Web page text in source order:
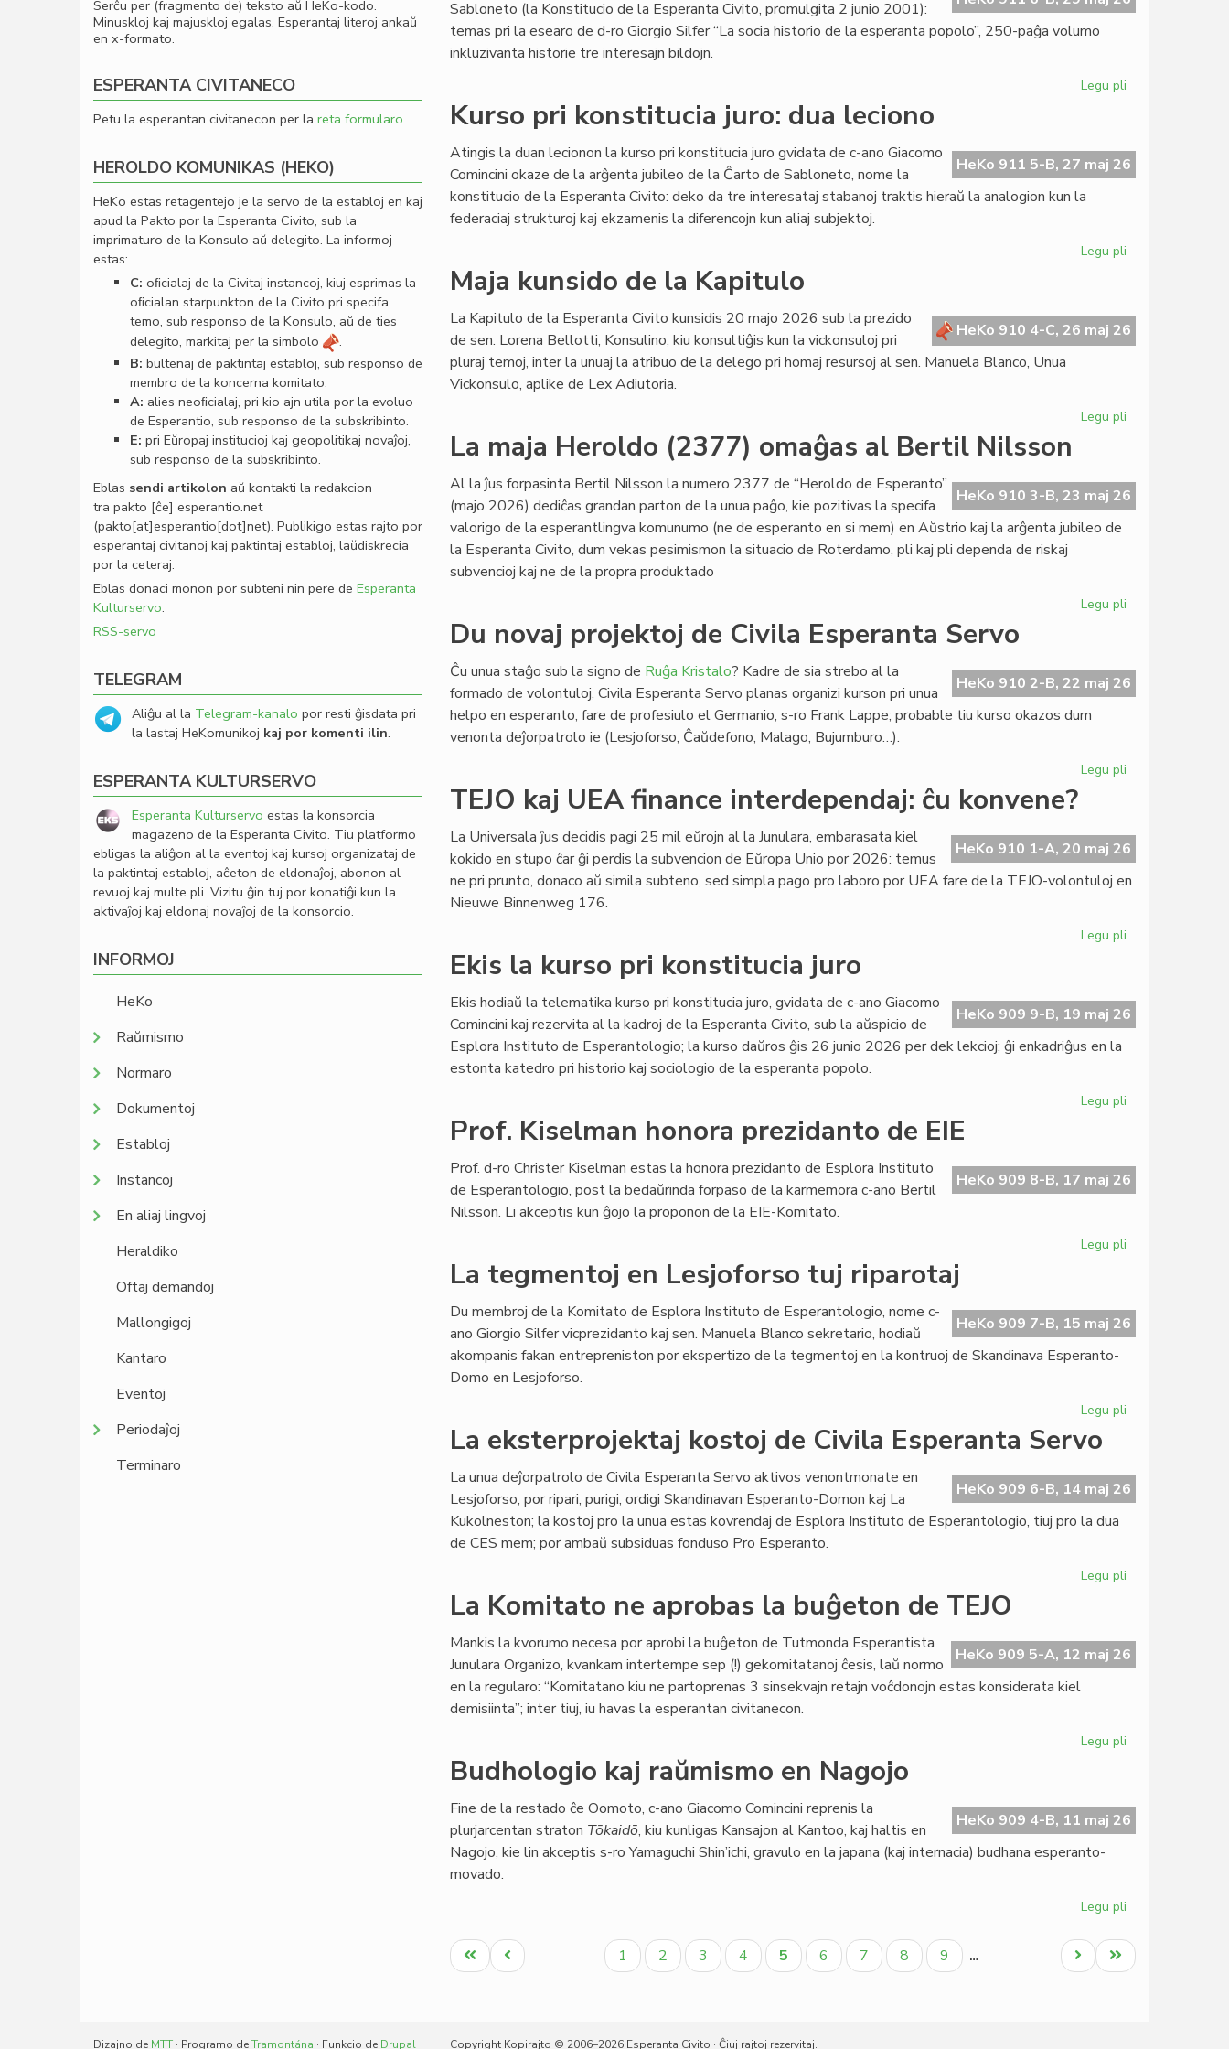
Sabloneto (la Konstitucio de la Esperanta Civito, promulgita 2 junio 2001):
temas pri la esearo de d-ro Giorgio Silfer “La socia historio de la esperanta popolo”, 250-paĝa volumo
inkluzivanta historie tre interesajn bildojn.
Legu pli
de
la
Kurso pri konstitucia juro: dua leciono
HeKo 911 5-B, 27 maj 26
Atingis la duan lecionon la kurso pri konstitucia juro gvidata de c-ano Giacomo
Comincini okaze de la arĝenta jubileo de la Ĉarto de Sabloneto, nome la
konstitucio de la Esperanta Civito: deko da tre interesataj stabanoj traktis hieraŭ la analogion kun la
federaciaj strukturoj kaj ekzamenis la diferencojn kun aliaj subjektoj.
Legu pli
juro:
dua
Maja kunsido de la Kapitulo
HeKo 910 4-C, 26 maj 26
La Kapitulo de la Esperanta Civito kunsidis 20 majo 2026 sub la prezido
de sen. Lorena Bellotti, Konsulino, kiu konsultiĝis kun la vickonsuloj pri
pluraj temoj, inter la unuaj la atribuo de la delego pri homaj resursoj al sen. Manuela Blanco, Unua
Vickonsulo, aplike de Lex Adiutoria.
Legu pli
la
Kapitulo
La maja Heroldo (2377) omaĝas al Bertil Nilsson
HeKo 910 3-B, 23 maj 26
Al la ĵus forpasinta Bertil Nilsson la numero 2377 de “Heroldo de Esperanto”
(majo 2026) dediĉas grandan parton de la unua paĝo, kie pozitivas la specifa
valorigo de la esperantlingva komunumo (ne de esperanto en si mem) en Aŭstrio kaj la arĝenta jubileo de
la Esperanta Civito, dum vekas pesimismon la situacio de Roterdamo, pli kaj pli dependa de riskaj
subvencioj kaj ne de la propra produktado
Legu pli
(2377)
omaĝas
Du novaj projektoj de Civila Esperanta Servo
HeKo 910 2-B, 22 maj 26
Ĉu unua staĝo sub la signo de Ruĝa Kristalo? Kadre de sia strebo al la
formado de volontuloj, Civila Esperanta Servo planas organizi kurson pri unua
helpo en esperanto, fare de profesiulo el Germanio, s-ro Frank Lappe; probable tiu kurso okazos dum
venonta deĵorpatrolo ie (Lesjoforso, Ĉaŭdefono, Malago, Bujumburo…).
Legu pli
de
Civila
Esperanta
TEJO kaj UEA finance interdependaj: ĉu konvene?
HeKo 910 1-A, 20 maj 26
La Universala ĵus decidis pagi 25 mil eŭrojn al la Junulara, embarasata kiel
kokido en stupo ĉar ĝi perdis la subvencion de Eŭropa Unio por 2026: temus
ne pri prunto, donaco aŭ simila subteno, sed simpla pago pro laboro por UEA fare de la TEJO-volontuloj en
Nieuwe Binnenweg 176.
Legu pli
finance
interdependaj:
Ekis la kurso pri konstitucia juro
HeKo 909 9-B, 19 maj 26
Ekis hodiaŭ la telematika kurso pri konstitucia juro, gvidata de c-ano Giacomo
Comincini kaj rezervita al la kadroj de la Esperanta Civito, sub la aŭspicio de
Esplora Instituto de Esperantologio; la kurso daŭros ĝis 26 junio 2026 per dek lekcioj; ĝi enkadriĝus en la
estonta katedro pri historio kaj sociologio de la esperanta popolo.
Legu pli
pri
konstitucia
Prof. Kiselman honora prezidanto de EIE
HeKo 909 8-B, 17 maj 26
Prof. d-ro Christer Kiselman estas la honora prezidanto de Esplora Instituto
de Esperantologio, post la bedaŭrinda forpaso de la karmemora c-ano Bertil
Nilsson. Li akceptis kun ĝojo la proponon de la EIE-Komitato.
Legu pli
prezidanto
de
La tegmentoj en Lesjoforso tuj riparotaj
HeKo 909 7-B, 15 maj 26
Du membroj de la Komitato de Esplora Instituto de Esperantologio, nome c-
ano Giorgio Silfer vicprezidanto kaj sen. Manuela Blanco sekretario, hodiaŭ
akompanis fakan entrepreniston por ekspertizo de la tegmentoj en la kontruoj de Skandinava Esperanto-
Domo en Lesjoforso.
Legu pli
Lesjoforso
tuj
La eksterprojektaj kostoj de Civila Esperanta Servo
HeKo 909 6-B, 14 maj 26
La unua deĵorpatrolo de Civila Esperanta Servo aktivos venontmonate en
Lesjoforso, por ripari, purigi, ordigi Skandinavan Esperanto-Domon kaj La
Kukolneston; la kostoj pro la unua estas kovrendaj de Esplora Instituto de Esperantologio, tiuj pro la dua
de CES mem; por ambaŭ subsiduas fonduso Pro Esperanto.
Legu pli
de
Civila
La Komitato ne aprobas la buĝeton de TEJO
HeKo 909 5-A, 12 maj 26
Mankis la kvorumo necesa por aprobi la buĝeton de Tutmonda Esperantista
Junulara Organizo, kvankam intertempe sep (!) gekomitatanoj ĉesis, laŭ normo
en la regularo: “Komitatano kiu ne partoprenas 3 sinsekvajn retajn voĉdonojn estas konsiderata kiel
demisiinta”; inter tiuj, iu havas la esperantan civitanecon.
Legu pli
aprobas
la
Budhologio kaj raŭmismo en Nagojo
HeKo 909 4-B, 11 maj 26
Fine de la restado ĉe Oomoto, c-ano Giacomo Comincini reprenis la
plurjarcentan straton Tōkaidō, kiu kunligas Kansajon al Kantoo, kaj haltis en
Nagojo, kie lin akceptis s-ro Yamaguchi Shin’ichi, gravulo en la japana (kaj internacia) budhana esperanto-
movado.
Legu pli
kaj
raŭmismo
Pagination
Unua
paĝo
Antaŭa
paĝo
Paĝo
1 Paĝo
2 Paĝo
3 Paĝo
4
Aktuala
paĝo
5 Paĝo
6 Paĝo
7 Paĝo
8 Paĝo
9 …
Last
page
Next
page
Serĉu per (fragmento de) teksto aŭ HeKo-kodo.
Minuskloj kaj majuskloj egalas. Esperantaj literoj ankaŭ
en x-formato.
ESPERANTA CIVITANECO
Petu la esperantan civitanecon per la reta formularo.
HEROLDO KOMUNIKAS (HEKO)
HeKo estas retagentejo je la servo de la establoj en kaj
apud la Pakto por la Esperanta Civito, sub la
imprimaturo de la Konsulo aŭ delegito. La informoj
estas:
C: oﬁcialaj de la Civitaj instancoj, kiuj esprimas la
oﬁcialan starpunkton de la Civito pri specifa
temo, sub responso de la Konsulo, aŭ de ties
delegito, markitaj per la simbolo
.
B: bultenaj de paktintaj establoj, sub responso de
membro de la koncerna komitato.
A: alies neoﬁcialaj, pri kio ajn utila por la evoluo
de Esperantio, sub responso de la subskribinto.
E: pri Eŭropaj institucioj kaj geopolitikaj novaĵoj,
sub responso de la subskribinto.
Eblas sendi artikolon aŭ kontakti la redakcion
tra pakto [ĉe] esperantio.net
(pakto[at]esperantio[dot]net). Publikigo estas rajto por
esperantaj civitanoj kaj paktintaj establoj, laŭdiskrecia
por la ceteraj.
Eblas donaci monon por subteni nin pere de Esperanta
Kulturservo.
RSS-servo
TELEGRAM
Aliĝu al la Telegram-kanalo por resti ĝisdata pri
la lastaj HeKomunikoj kaj por komenti ilin.
ESPERANTA KULTURSERVO
Esperanta Kulturservo estas la konsorcia
magazeno de la Esperanta Civito. Tiu platformo
ebligas la aliĝon al la eventoj kaj kursoj organizataj de
la paktintaj establoj, aĉeton de eldonaĵoj, abonon al
revuoj kaj multe pli. Vizitu ĝin tuj por konatiĝi kun la
aktivaĵoj kaj eldonaj novaĵoj de la konsorcio.
INFORMOJ
HeKo
Raŭmismo
Normaro
Dokumentoj
Establoj
Instancoj
En aliaj lingvoj
Heraldiko
Oftaj demandoj
Mallongigoj
Kantaro
Eventoj
Periodaĵoj
Terminaro
Dizajno de MTT · Programo deTramontána · Funkcio de Drupal Copyright Kopirajto © 2006–2026 Esperanta Civito · Ĉiuj rajtoj rezervitaj.